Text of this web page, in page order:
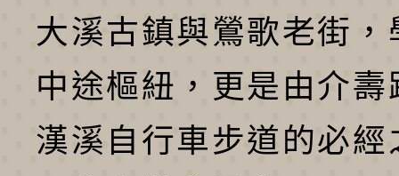
大溪古鎮與鶯歌老街，
中途樞紐，更是由介壽
漢溪自行車步道的必經